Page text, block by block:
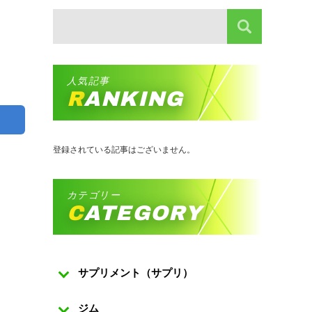
人気記事
RANKING
登録されている記事はございません。
カテゴリー
CATEGORY
サプリメント（サプリ）
ジム